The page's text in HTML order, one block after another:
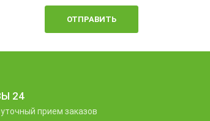
ОТПРАВИТЬ
24
прием заказов